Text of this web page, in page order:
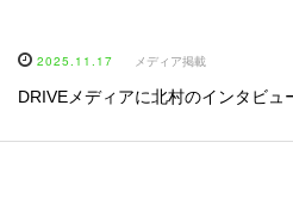
2025.11.17 メディア掲載
DRIVEメディアに北村のインタビュ